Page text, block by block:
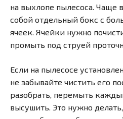
на выхлопе пылесоса. Чаще
собой отдельный бокс с
ячеек. Ячейки нужно
промыть под струей
Если на пылесосе
не забывайте чистить его
разобрать, перемыть
высушить. Это нужно